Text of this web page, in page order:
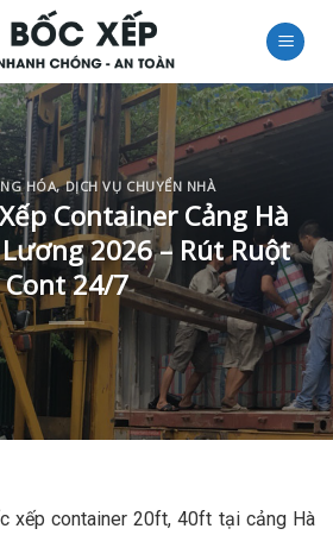
HÓA,DỊCH VỤ CHUYỂN NHÀ
Container Cảng Hà
2026 – Rút Ruột
Cont 24/7
xếp container 20ft, 40ft tại cảng Hà